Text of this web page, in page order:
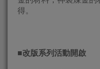
得。
■改版系列活動開啟